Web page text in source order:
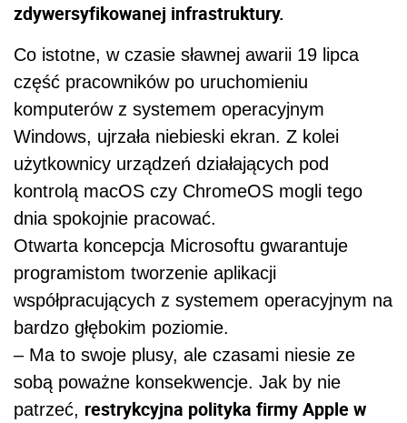
zdywersyfikowanej infrastruktury.
Co istotne, w czasie sławnej awarii 19 lipca
część pracowników po uruchomieniu
komputerów z systemem operacyjnym
Windows, ujrzała niebieski ekran. Z kolei
użytkownicy urządzeń działających pod
kontrolą macOS czy ChromeOS mogli tego
dnia spokojnie pracować.
Otwarta koncepcja Microsoftu gwarantuje
programistom tworzenie aplikacji
współpracujących z systemem operacyjnym na
bardzo głębokim poziomie.
– Ma to swoje plusy, ale czasami niesie ze
sobą poważne konsekwencje. Jak by nie
patrzeć, restrykcyjna polityka firmy Apple w